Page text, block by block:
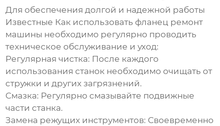
Для обеспечения долгой и надежной работы
Известные Как использовать фланец ремонт
машины необходимо регулярно проводить
техническое обслуживание и уход:
Регулярная чистка: После каждого
использования станок необходимо очищать от
стружки и других загрязнений.
Смазка: Регулярно смазывайте подвижные
части станка.
Замена режущих инструментов: Своевременно